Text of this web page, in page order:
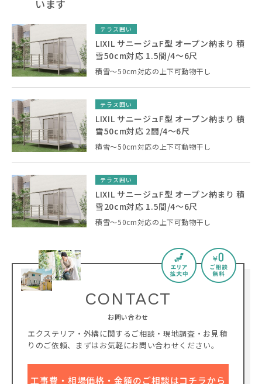
います
テラス囲い
LIXIL サニージュF型 オープン納まり 積
雪50cm対応 1.5間/4〜6尺
積雪～50cm対応の上下可動物干し
テラス囲い
LIXIL サニージュF型 オープン納まり 積
雪50cm対応 2間/4〜6尺
積雪～50cm対応の上下可動物干し
テラス囲い
LIXIL サニージュF型 オープン納まり 積
雪20cm対応 1.5間/4〜6尺
積雪～50cm対応の上下可動物干し
CONTACT
お問い合わせ
エクステリア・外構に関するご相談・現地調査・お見積
りのご依頼、
まずはお気軽にお問い合わせください。
工事費・相場価格・金額のご相談はコチラから